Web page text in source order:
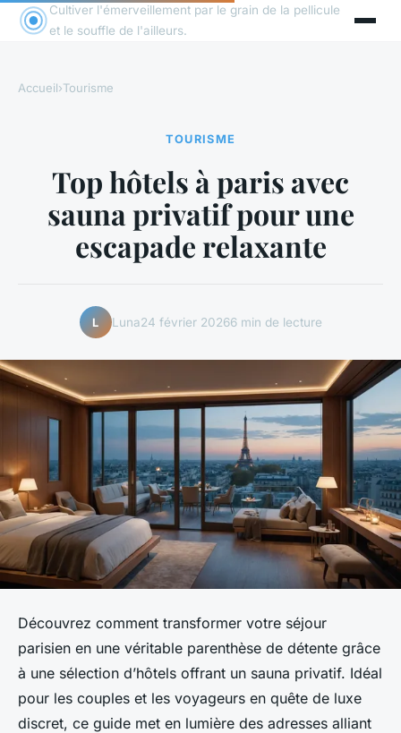
Cultiver l'émerveillement par le grain de la pellicule
et le souffle de l'ailleurs.
Accueil›Tourisme
TOURISME
Top hôtels à paris avec
sauna privatif pour une
escapade relaxante
L Luna24 février 20266 min de lecture
Découvrez comment transformer votre séjour
parisien en une véritable parenthèse de détente grâce
à une sélection d’hôtels offrant un sauna privatif. Idéal
pour les couples et les voyageurs en quête de luxe
discret, ce guide met en lumière des adresses alliant